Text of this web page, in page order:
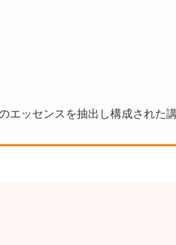
エッセンスを抽出し構成された